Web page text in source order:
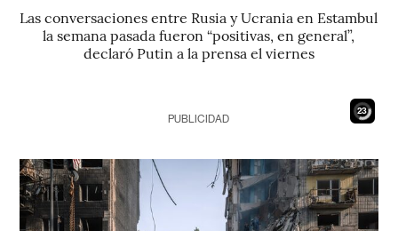
Las conversaciones entre Rusia y Ucrania en Estambul
la semana pasada fueron “positivas, en general”,
declaró Putin a la prensa el viernes
22
PUBLICIDAD